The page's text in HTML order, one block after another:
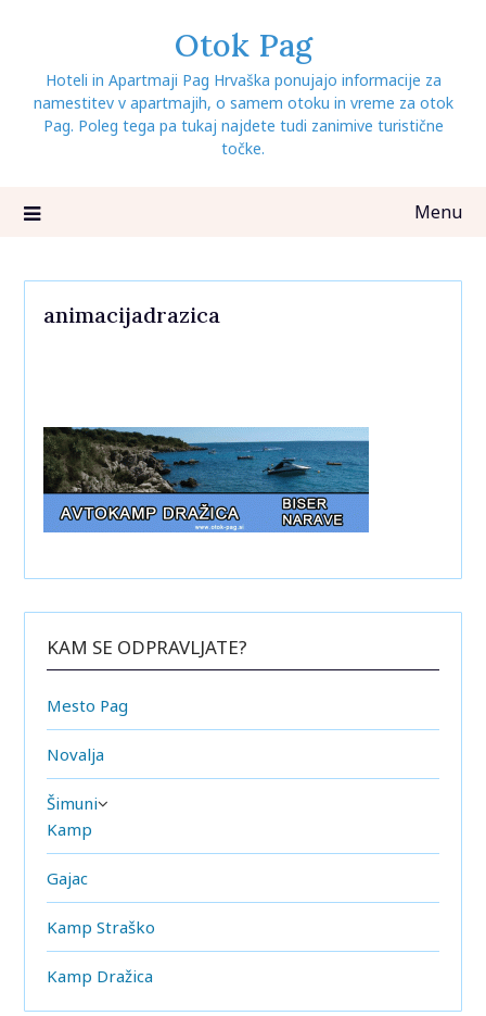
content
Otok Pag
Hoteli in Apartmaji Pag Hrvaška ponujajo informacije za
namestitev v apartmajih, o samem otoku in vreme za otok
Pag. Poleg tega pa tukaj najdete tudi zanimive turistične
točke.
Menu
animacijadrazica
KAM SE ODPRAVLJATE?
Mesto Pag
Novalja
Šimuni
Kamp
Gajac
Kamp Straško
Kamp Dražica